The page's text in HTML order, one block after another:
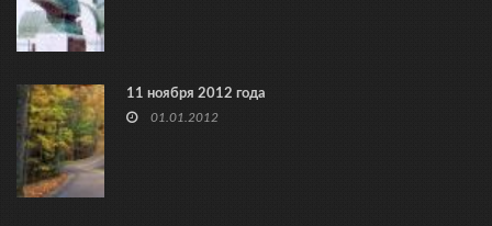
11 ноября 2012 года
01.01.2012